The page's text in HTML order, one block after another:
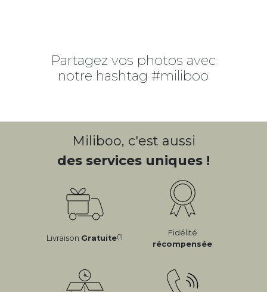
Partagez vos photos avec
notre hashtag #miliboo
Miliboo, c'est aussi
des services uniques !
Livraison Gratuite(1)
Fidélité
récompensée